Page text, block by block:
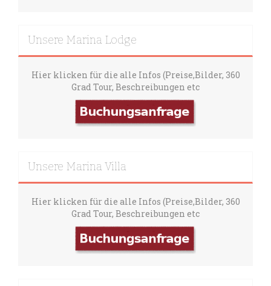
Unsere Marina Lodge
Hier klicken für die alle Infos (Preise,Bilder, 360
Grad Tour, Beschreibungen etc
Unsere Marina Villa
Hier klicken für die alle Infos (Preise,Bilder, 360
Grad Tour, Beschreibungen etc